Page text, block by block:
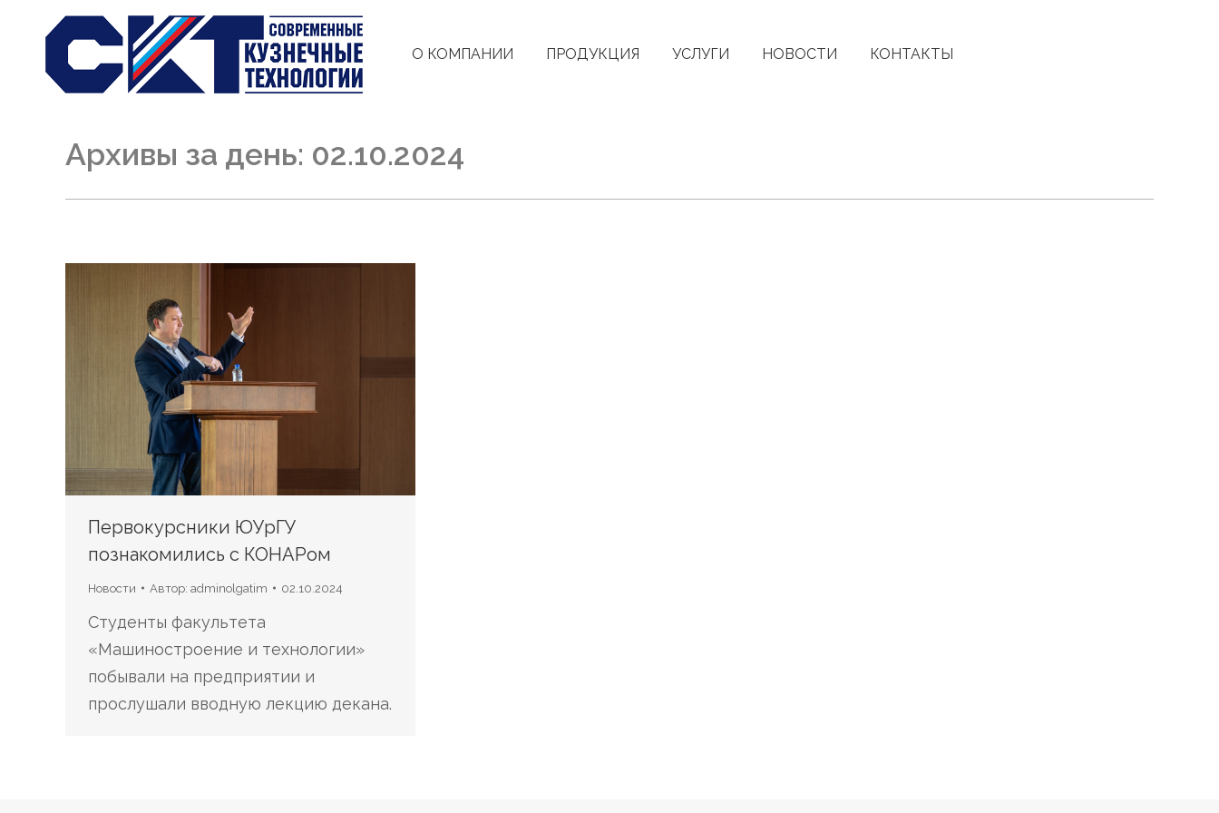
О КОМПАНИИ ПРОДУКЦИЯ УСЛУГИ НОВОСТИ КОНТАКТЫ
Архивы за день: 02.10.2024
Первокурсники ЮУрГУ
познакомились с КОНАРом
Новости Автор: adminolgatim 02.10.2024
Студенты факультета
«Машиностроение и технологии»
побывали на предприятии и
прослушали вводную лекцию декана.